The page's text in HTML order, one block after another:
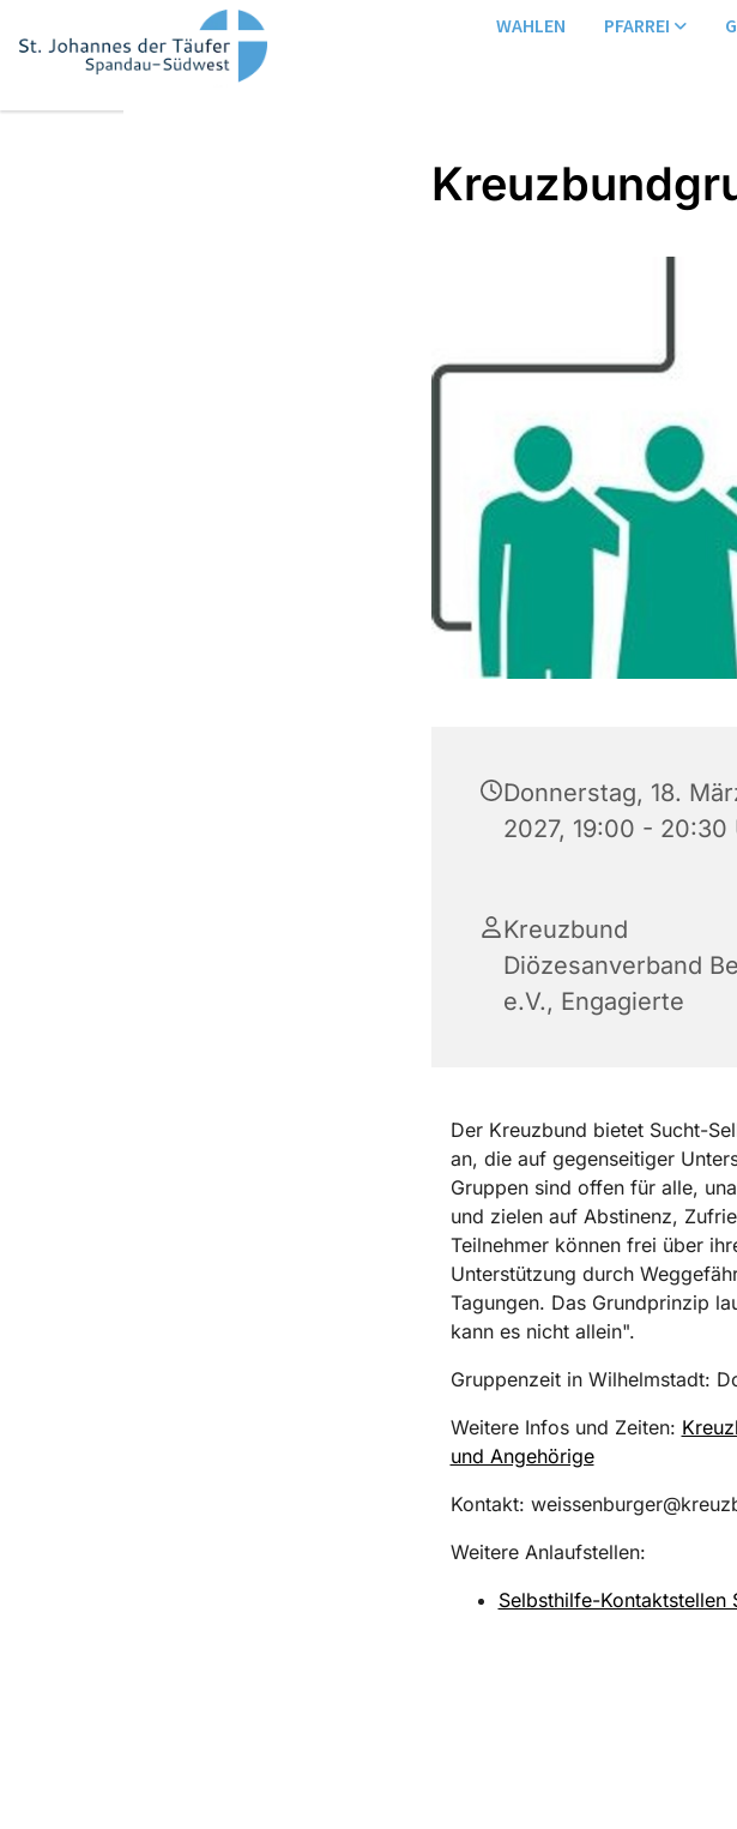
WAHLEN PFARREI
Donnerstag, 18.
2027, 19:00 - 20:30
Kreuzbund
Diözesanverband
e.V., Engagierte
Der Kreuzbund bietet Sucht-
an, die auf gegenseitiger
Gruppen sind offen für alle,
und zielen auf Abstinenz,
Teilnehmer können frei über
Unterstützung durch
Tagungen. Das Grundprinzip
kann es nicht allein".
Gruppenzeit in Wilhelmstadt:
Weitere Infos und Zeiten:
und Angehörige
Kontakt:
Weitere Anlaufstellen:
Selbsthilfe-Kontaktstellen